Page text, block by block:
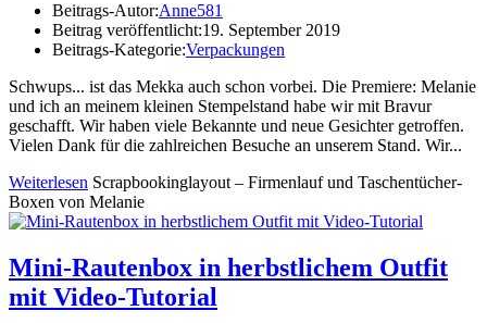
Beitrags-Autor:Anne581
Beitrag veröffentlicht:19. September 2019
Beitrags-Kategorie:Verpackungen
Schwups... ist das Mekka auch schon vorbei. Die Premiere: Melanie
und ich an meinem kleinen Stempelstand habe wir mit Bravur
geschafft. Wir haben viele Bekannte und neue Gesichter getroffen.
Vielen Dank für die zahlreichen Besuche an unserem Stand. Wir...
Weiterlesen Scrapbookinglayout – Firmenlauf und Taschentücher-
Boxen von Melanie
Mini-Rautenbox in herbstlichem Outfit
mit Video-Tutorial